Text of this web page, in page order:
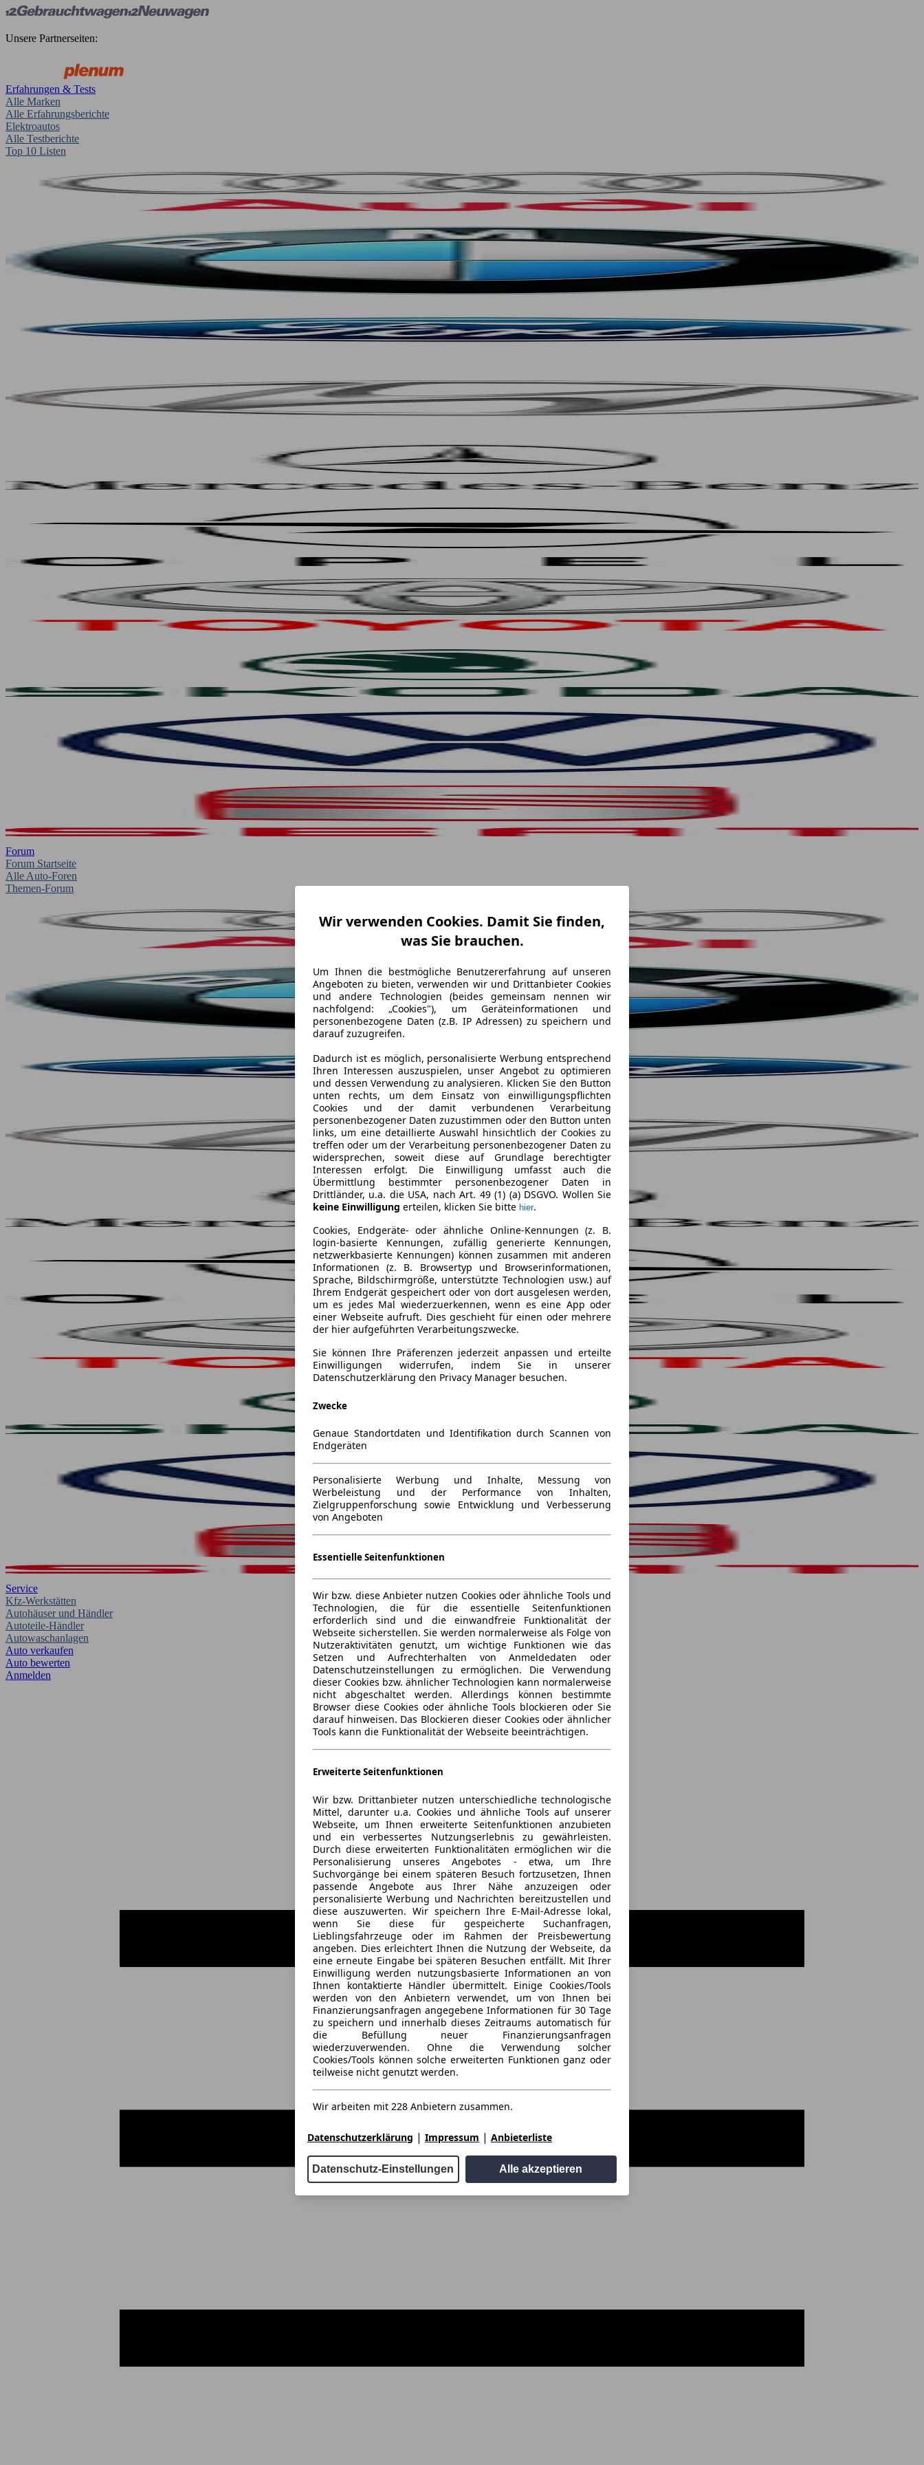
Unsere Partnerseiten:
Erfahrungen & Tests
Alle Marken
Alle Erfahrungsberichte
Elektroautos
Alle Testberichte
Top 10 Listen
Forum
Forum Startseite
Alle Auto-Foren
Themen-Forum
Service
Kfz-Werkstätten
Autohäuser und Händler
Autoteile-Händler
Autowaschanlagen
Auto verkaufen
Auto bewerten
Anmelden
Wir verwenden Cookies. Damit Sie finden,
was Sie brauchen.
Um Ihnen die bestmögliche Benutzererfahrung auf unseren
Angeboten zu bieten, verwenden wir und Drittanbieter Cookies
und andere Technologien (beides gemeinsam nennen wir
nachfolgend: „Cookies"), um Geräteinformationen und
personenbezogene Daten (z.B. IP Adressen) zu speichern und
darauf zuzugreifen.
Dadurch ist es möglich, personalisierte Werbung entsprechend
Ihren Interessen auszuspielen, unser Angebot zu optimieren
und dessen Verwendung zu analysieren. Klicken Sie den Button
unten rechts, um dem Einsatz von einwilligungspflichten
Cookies und der damit verbundenen Verarbeitung
personenbezogener Daten zuzustimmen oder den Button unten
links, um eine detaillierte Auswahl hinsichtlich der Cookies zu
treffen oder um der Verarbeitung personenbezogener Daten zu
widersprechen, soweit diese auf Grundlage berechtigter
Interessen erfolgt. Die Einwilligung umfasst auch die
Übermittlung bestimmter personenbezogener Daten in
Drittländer, u.a. die USA, nach Art. 49 (1) (a) DSGVO. Wollen Sie
keine Einwilligung erteilen, klicken Sie bitte hier.
Cookies, Endgeräte- oder ähnliche Online-Kennungen (z. B.
login-basierte Kennungen, zufällig generierte Kennungen,
netzwerkbasierte Kennungen) können zusammen mit anderen
Informationen (z. B. Browsertyp und Browserinformationen,
Sprache, Bildschirmgröße, unterstützte Technologien usw.) auf
Ihrem Endgerät gespeichert oder von dort ausgelesen werden,
um es jedes Mal wiederzuerkennen, wenn es eine App oder
einer Webseite aufruft. Dies geschieht für einen oder mehrere
der hier aufgeführten Verarbeitungszwecke.
Sie können Ihre Präferenzen jederzeit anpassen und erteilte
Einwilligungen widerrufen, indem Sie in unserer
Datenschutzerklärung den Privacy Manager besuchen.
Zwecke
Genaue Standortdaten und Identifikation durch Scannen von
Endgeräten
Personalisierte Werbung und Inhalte, Messung von
Werbeleistung und der Performance von Inhalten,
Zielgruppenforschung sowie Entwicklung und Verbesserung
von Angeboten
Essentielle Seitenfunktionen
Wir bzw. diese Anbieter nutzen Cookies oder ähnliche Tools und
Technologien, die für die essentielle Seitenfunktionen
erforderlich sind und die einwandfreie Funktionalität der
Webseite sicherstellen. Sie werden normalerweise als Folge von
Nutzeraktivitäten genutzt, um wichtige Funktionen wie das
Setzen und Aufrechterhalten von Anmeldedaten oder
Datenschutzeinstellungen zu ermöglichen. Die Verwendung
dieser Cookies bzw. ähnlicher Technologien kann normalerweise
nicht abgeschaltet werden. Allerdings können bestimmte
Browser diese Cookies oder ähnliche Tools blockieren oder Sie
darauf hinweisen. Das Blockieren dieser Cookies oder ähnlicher
Tools kann die Funktionalität der Webseite beeinträchtigen.
Erweiterte Seitenfunktionen
Wir bzw. Drittanbieter nutzen unterschiedliche technologische
Mittel, darunter u.a. Cookies und ähnliche Tools auf unserer
Webseite, um Ihnen erweiterte Seitenfunktionen anzubieten
und ein verbessertes Nutzungserlebnis zu gewährleisten.
Durch diese erweiterten Funktionalitäten ermöglichen wir die
Personalisierung unseres Angebotes - etwa, um Ihre
Suchvorgänge bei einem späteren Besuch fortzusetzen, Ihnen
passende Angebote aus Ihrer Nähe anzuzeigen oder
personalisierte Werbung und Nachrichten bereitzustellen und
diese auszuwerten. Wir speichern Ihre E-Mail-Adresse lokal,
wenn Sie diese für gespeicherte Suchanfragen,
Lieblingsfahrzeuge oder im Rahmen der Preisbewertung
angeben. Dies erleichtert Ihnen die Nutzung der Webseite, da
eine erneute Eingabe bei späteren Besuchen entfällt. Mit Ihrer
Einwilligung werden nutzungsbasierte Informationen an von
Ihnen kontaktierte Händler übermittelt. Einige Cookies/Tools
werden von den Anbietern verwendet, um von Ihnen bei
Finanzierungsanfragen angegebene Informationen für 30 Tage
zu speichern und innerhalb dieses Zeitraums automatisch für
die Befüllung neuer Finanzierungsanfragen
wiederzuverwenden. Ohne die Verwendung solcher
Cookies/Tools können solche erweiterten Funktionen ganz oder
teilweise nicht genutzt werden.
Wir arbeiten mit 228 Anbietern zusammen.
Datenschutzerklärung | Impressum | Anbieterliste
Datenschutz-Einstellungen Alle akzeptieren